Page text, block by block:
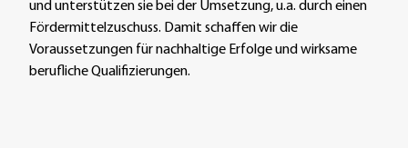
und unterstützen sie bei der Umsetzung, u.a. durch einen
Fördermittelzuschuss. Damit schaffen wir die
Voraussetzungen für nachhaltige Erfolge und wirksame
berufliche Qualifizierungen.